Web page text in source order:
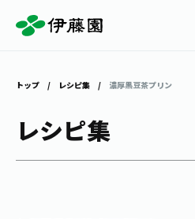
トップ レシピ集 濃厚黒豆茶プリン
レシピ集